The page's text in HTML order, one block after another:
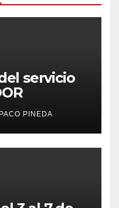
servicio
PACO PINEDA